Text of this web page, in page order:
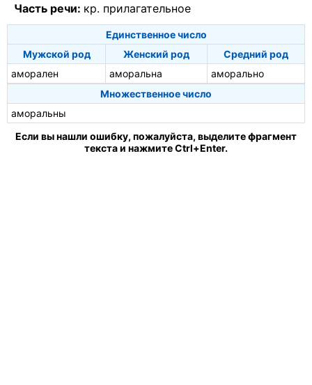
Часть речи: кр. прилагательное
Единственное число
Мужской род
Женский род
Средний род
аморален
аморальна
аморально
Множественное число
аморальны
Если вы нашли ошибку, пожалуйста, выделите фрагмент
текста и нажмите Ctrl+Enter.